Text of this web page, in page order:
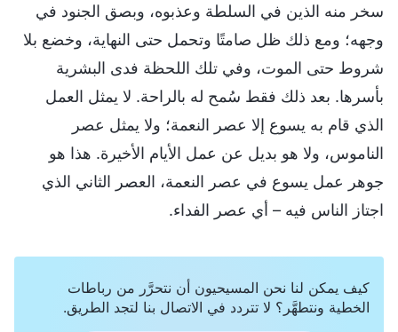
سخر منه الذين في السلطة وعذبوه، وبصق الجنود في
وجهه؛ ومع ذلك ظل صامتًا وتحمل حتى النهاية، وخضع بلا
شروط حتى الموت، وفي تلك اللحظة فدى البشرية
بأسرها. بعد ذلك فقط سُمح له بالراحة. لا يمثل العمل
الذي قام به يسوع إلا عصر النعمة؛ ولا يمثل عصر
الناموس، ولا هو بديل عن عمل الأيام الأخيرة. هذا هو
جوهر عمل يسوع في عصر النعمة، العصر الثاني الذي
اجتاز الناس فيه – أي عصر الفداء.
كيف يمكن لنا نحن المسيحيون أن نتحرَّر من رباطات
الخطية ونتطهَّر؟ لا تتردد في الاتصال بنا لتجد الطريق.